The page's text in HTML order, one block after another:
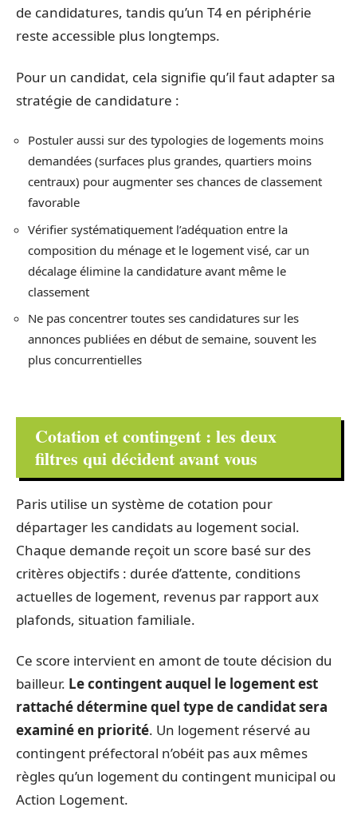
de candidatures, tandis qu’un T4 en périphérie
reste accessible plus longtemps.
Pour un candidat, cela signifie qu’il faut adapter sa
stratégie de candidature :
Postuler aussi sur des typologies de logements moins
demandées (surfaces plus grandes, quartiers moins
centraux) pour augmenter ses chances de classement
favorable
Vérifier systématiquement l’adéquation entre la
composition du ménage et le logement visé, car un
décalage élimine la candidature avant même le
classement
Ne pas concentrer toutes ses candidatures sur les
annonces publiées en début de semaine, souvent les
plus concurrentielles
Cotation et contingent : les deux
filtres qui décident avant vous
Paris utilise un système de cotation pour
départager les candidats au logement social.
Chaque demande reçoit un score basé sur des
critères objectifs : durée d’attente, conditions
actuelles de logement, revenus par rapport aux
plafonds, situation familiale.
Ce score intervient en amont de toute décision du
bailleur. Le contingent auquel le logement est
rattaché détermine quel type de candidat sera
examiné en priorité. Un logement réservé au
contingent préfectoral n’obéit pas aux mêmes
règles qu’un logement du contingent municipal ou
Action Logement.